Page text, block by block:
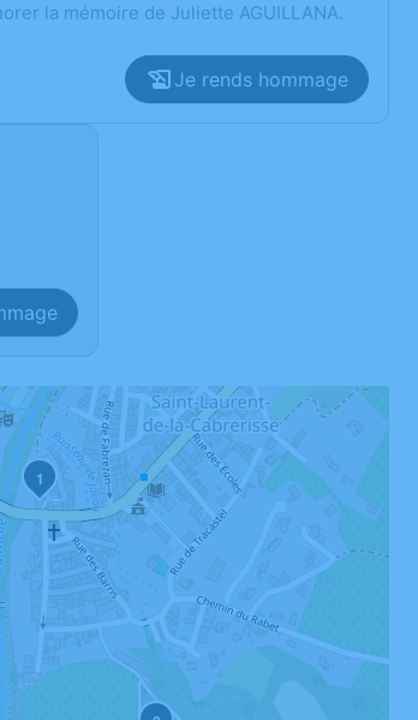
la mémoire de Juliette AGUILLANA.
Je rends hommage
1